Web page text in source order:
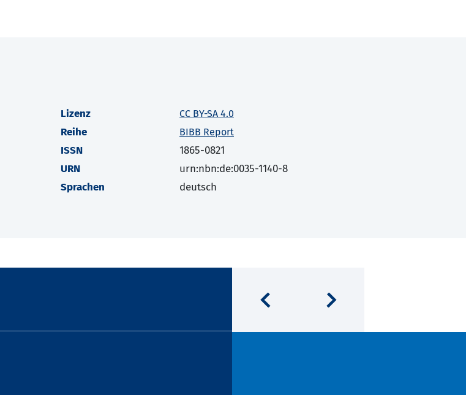
Lizenz CC BY-SA 4.0
Reihe BIBB Report
ISSN
1865-0821
URN
urn:nbn:de:0035-1140-8
Sprachen
deutsch